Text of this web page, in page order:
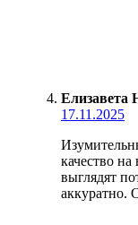
Елизавета
17.11.2025
качество
выглядят
аккуратно.